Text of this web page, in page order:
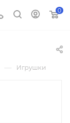
0
— Игрушки